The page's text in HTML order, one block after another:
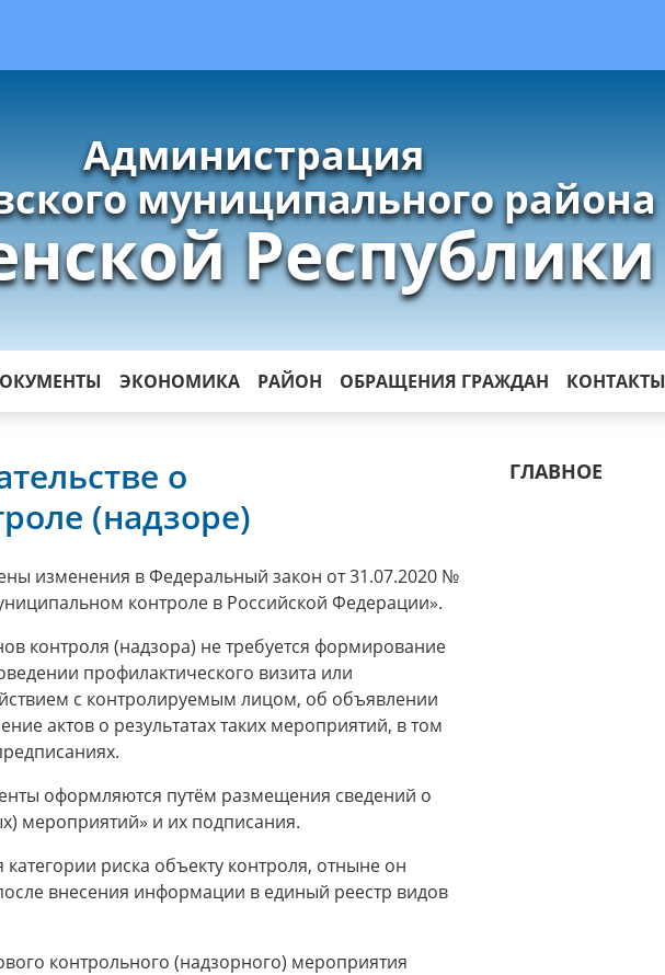
Администрация
муниципального района
Республики
ЭКОНОМИКА РАЙОН ОБРАЩЕНИЯ ГРАЖДАН КОНТАКТЫ
о
(надзоре)
изменения в Федеральный закон от 31.07.2020 №
контроле в Российской Федерации».
контроля (надзора) не требуется формирование
профилактического визита или
с контролируемым лицом, об объявлении
актов о результатах таких мероприятий, в том
оформляются путём размещения сведений о
мероприятий» и их подписания.
риска объекту контроля, отныне он
внесения информации в единый реестр видов
контрольного (надзорного) мероприятия
ГЛАВНОЕ